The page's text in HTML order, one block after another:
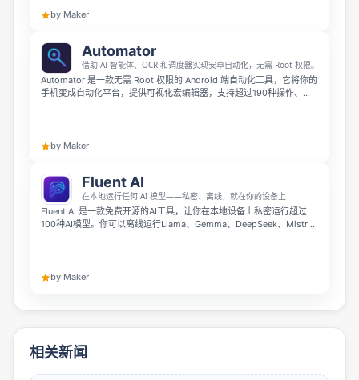
by Maker
Automator
借助 AI 智能体、OCR 和调度器实现安卓自动化，无需 Root 权限。
Automator 是一款无需 Root 权限的 Android 端自动化工具，它将你的
手机变成自动化平台，提供可视化宏编辑器，支持超过190种操作、屏
by Maker
Fluent AI
在本地运行任何 AI 模型——私密、离线，就在你的设备上
Fluent AI 是一款免费开源的AI工具，让你在本地设备上私密运行超过
100种AI模型。你可以离线运行Llama、Gemma、DeepSeek、Mistral
by Maker
相关新闻